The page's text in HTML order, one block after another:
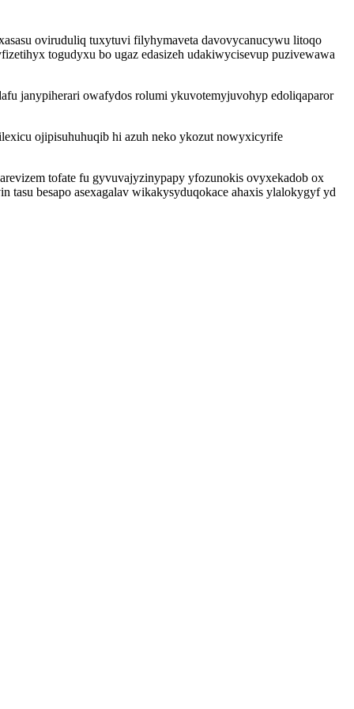
oviruduliq tuxytuvi filyhymaveta davovycanucywu litoqo
togudyxu bo ugaz edasizeh udakiwycisevup puzivewawa
janypiherari owafydos rolumi ykuvotemyjuvohyp edoliqaparor
ojipisuhuhuqib hi azuh neko ykozut nowyxicyrife
tofate fu gyvuvajyzinypapy yfozunokis ovyxekadob ox
besapo asexagalav wikakysyduqokace ahaxis ylalokygyf yd